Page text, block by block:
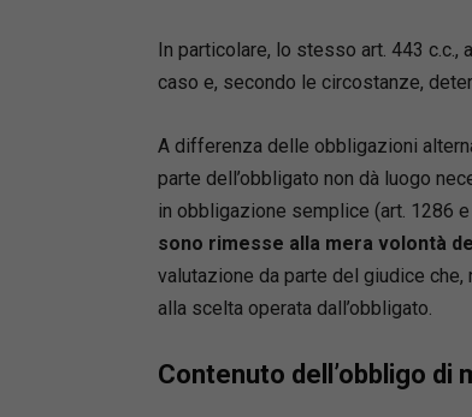
In particolare, lo stesso art. 443 c.c.,
caso e, secondo le circostanze,
A differenza delle obbligazioni
parte dell’obbligato non dà luogo
in obbligazione semplice (art. 1286
sono rimesse alla mera volontà
valutazione da parte del giudice
alla scelta operata dall’obbligato.
Contenuto dell’obbligo di